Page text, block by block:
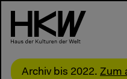
Archiv bis 2022. Zum